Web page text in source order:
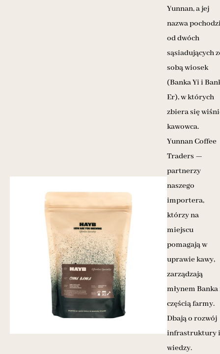
Yunnan, a jej
nazwa
od dwóch
sąsiadujących
sobą wiosek
(Banka Yi i
Er), w których
zbiera się
kawowca.
Yunnan Coffee
Traders —
partnerzy
naszego
importera,
którzy na
miejscu
pomagają w
uprawie kawy,
zarządzają
młynem Banka
częścią farmy.
Dbają o rozwój
infrastruktury i
wiedzy.